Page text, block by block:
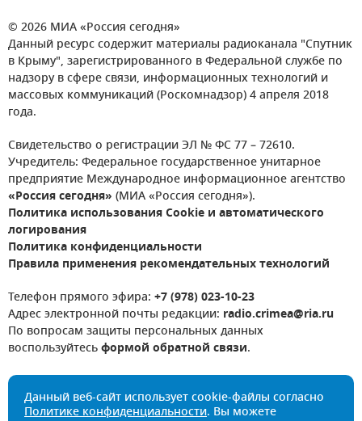
© 2026 МИА «Россия сегодня»
Данный ресурс содержит материалы радиоканала "Спутник
в Крыму", зарегистрированного в Федеральной службе по
надзору в сфере связи, информационных технологий и
массовых коммуникаций (Роскомнадзор) 4 апреля 2018
года.
Свидетельство о регистрации ЭЛ № ФС 77 – 72610.
Учредитель: Федеральное государственное унитарное
предприятие Международное информационное агентство
«Россия сегодня» (МИА «Россия сегодня»).
Политика использования Cookie и автоматического
логирования
Политика конфиденциальности
Правила применения рекомендательных технологий
Телефон прямого эфира: +7 (978) 023-10-23
Адрес электронной почты редакции: radio.crimea@ria.ru
По вопросам защиты персональных данных
воспользуйтесьформой обратной связи.
Данный веб-сайт использует cookie-файлы согласно
Политике конфиденциальности. Вы можете